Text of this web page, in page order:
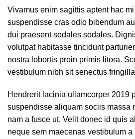
Vivamus enim sagittis aptent hac
suspendisse cras odio bibendum
dui praesent sodales sodales.
volutpat habitasse tincidunt
nostra lobortis proin primis litora.
vestibulum nibh sit senectus
Hendrerit lacinia ullamcorper 2019
suspendisse aliquam sociis massa
nam a fusce ut. Velit donec id quis
neque sem maecenas vestibulum